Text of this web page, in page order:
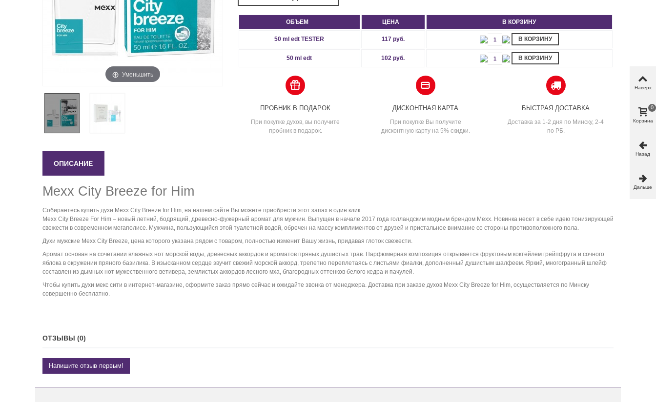
Уменьшить
ОБЪЕМ ЦЕНА В КОРЗИНУ
50 ml edt TESTER 117 руб. В КОРЗИНУ
50 ml edt 102 руб. В КОРЗИНУ
ПРОБНИК В ПОДАРОК
При покупке духов, вы получите
пробник в подарок.
ДИСКОНТНАЯ КАРТА
При покупке Вы получите
дисконтную карту на 5% скидки.
БЫСТРАЯ ДОСТАВКА
Доставка за 1-2 дня по Минску, 2-4
по РБ.
ОПИСАНИЕ
Mexx City Breeze for Him
Собираетесь купить духи Mexx City Breeze for Him, на нашем сайте Вы можете приобрести этот запах в один клик.
Mexx City Breeze For Him – новый летний, бодрящий, древесно-фужерный аромат для мужчин. Выпущен в начале 2017 года голландским модным брендом Mexx. Новинка несет в себе идею тонизирующей
свежести в современном мегаполисе. Мужчина, пользующийся этой туалетной водой, обречен на массу комплиментов от друзей и пристальное внимание со стороны противоположного пола.
Духи мужские Mexx City Breeze, цена которого указана рядом с товаром, полностью изменит Вашу жизнь, придавая глоток свежести.
Аромат основан на сочетании влажных нот морской воды, древесных аккордов и ароматов пряных душистых трав. Парфюмерная композиция открывается фруктовым коктейлем грейпфрута и сочного
яблока в окружении пряного базилика. В изысканном сердце звучит свежий морской аккорд, трепетно переплетаясь с листьями фиалки, дополненный душистым шалфеем. Яркий, многогранный шлейф
составлен из дымных нот мужественного ветивера, землистых аккордов лесного мха, благородных оттенков белого кедра и пачулей.
Чтобы купить духи мекс сити в интернет-магазине, оформите заказ прямо сейчас и ожидайте звонка от менеджера. Доставка при заказе духов Mexx City Breeze for Him, осуществляется по Минску
совершенно бесплатно.
ОТЗЫВЫ (0)
Напишите отзыв первым!
Наверх
Корзина
0
Назад
Дальше